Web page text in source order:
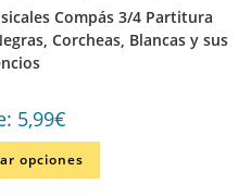
Compás 3/4 Partitura
Corcheas, Blancas y sus
5,99€
opciones